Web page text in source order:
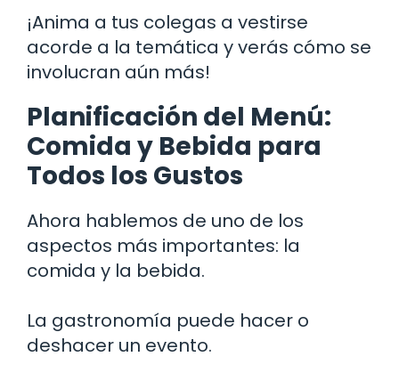
¡Anima a tus colegas a vestirse
acorde a la temática y verás cómo se
involucran aún más!
Planificación del Menú:
Comida y Bebida para
Todos los Gustos
Ahora hablemos de uno de los
aspectos más importantes: la
comida y la bebida.
La gastronomía puede hacer o
deshacer un evento.